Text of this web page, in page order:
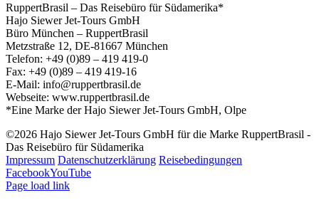
RuppertBrasil – Das Reisebüro für Südamerika*
Hajo Siewer Jet-Tours GmbH
Büro München – RuppertBrasil
Metzstraße 12, DE-81667 München
Telefon: +49 (0)89 – 419 419-0
Fax: +49 (0)89 – 419 419-16
E-Mail: info@ruppertbrasil.de
Webseite: www.ruppertbrasil.de
*Eine Marke der Hajo Siewer Jet-Tours GmbH, Olpe
©2026 Hajo Siewer Jet-Tours GmbH für die Marke RuppertBrasil -
Das Reisebüro für Südamerika
Impressum Datenschutzerklärung Reisebedingungen
FacebookYouTube
Page load link